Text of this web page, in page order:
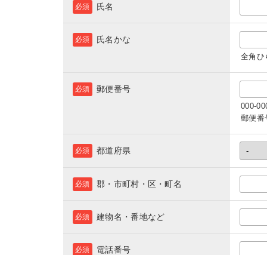
氏名
必須
氏名かな
必須
全角ひ
郵便番号
必須
000-
郵便番
都道府県
必須
郡・市町村・区・町名
必須
建物名・番地など
必須
電話番号
必須